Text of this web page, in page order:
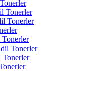
Tonerler
Tonerler
Tonerler